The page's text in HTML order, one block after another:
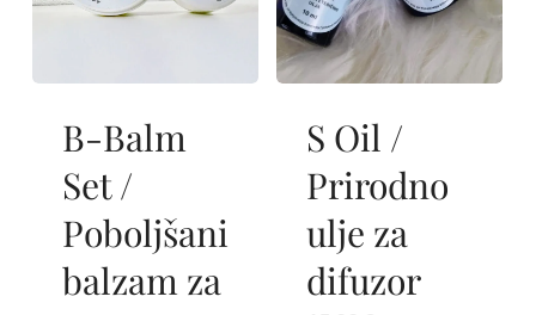
B-Balm
Set /
Poboljšani
balzam za
S Oil /
Prirodno
ulje za
difuzor